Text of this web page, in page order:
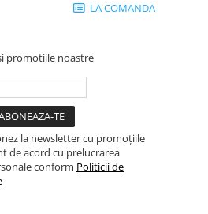
LA COMANDA
promotiile noastre
la newsletter cu promoțiile
de acord cu prelucrarea
conform Politicii de